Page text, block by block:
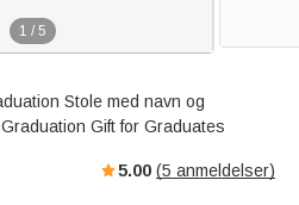
1 / 5
Stole med navn og
Gift for Graduates
5.00 (5 anmeldelser)